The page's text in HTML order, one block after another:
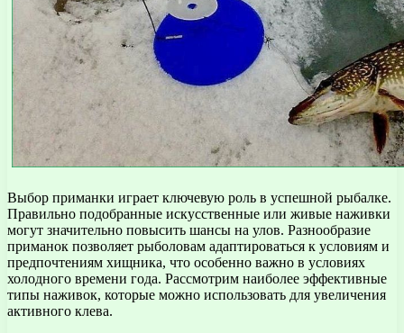
Выбор приманки играет ключевую роль в успешной рыбалке.
Правильно подобранные искусственные или живые наживки
могут значительно повысить шансы на улов. Разнообразие
приманок позволяет рыболовам адаптироваться к условиям и
предпочтениям хищника, что особенно важно в условиях
холодного времени года. Рассмотрим наиболее эффективные
типы наживок, которые можно использовать для увеличения
активного клева.